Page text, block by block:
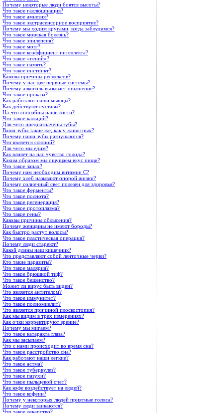
Почему некоторые люди боятся высоты?
Что такое галлюцинация?
Что такое амнезия?
Что такое экстрасенсорное восприятие?
Почему мы ходим кругами, когда заблудимся?
Что такое морская болезнь?
Что такое эпилепсия?
Что такое мозг?
Что такое коэффициент интеллекта?
Что такое «гений»?
Что такое память?
Что такое инстинкт?
Каковы причины рефлексов?
Почему у нас две нервные системы?
Почему алкоголь вызывает опьянение?
Что такое проказа?
Как работают наши мышцы?
Как действуют суставы?
На что способны наши кости?
Что такое кальций?
Для чего предназначены зубы?
Ваши зубы такие же, как у животных?
Почему наши зубы разрушаются?
Что является слюной?
Для чего мы едим?
Как влияет на нас чувство голода?
Каким образом мы ощущаем вкус пищи?
Что такое запах?
Почему нам необходим витамин С?
Почему хлеб называют опорой жизни?
Почему солнечный свет полезен для здоровья?
Что такое ферменты?
Что такое полнота?
Что такое регенерация?
Что такое протоплазма?
Что такое гены?
Каковы причины облысения?
Почему женщины не имеют бороды?
Как быстро растут волосы?
Что такое пластическая операция?
Почему люди стареют?
Какой длины наш кишечник?
Что представляют собой ленточные черви?
Кто такие паразиты?
Что такое малярия?
Что такое брюшной тиф?
Что такое бешенство?
Может ли вирус быть виден?
Что является антителом?
Что такое иммунитет?
Что такое полиомиелит?
Что является причиной плоскостопия?
Как мы видим в трех измерениях?
Как очки корректируют зрение?
Почему мы мигаем?
Что такое катаракта глаза?
Как мы засыпаем?
Что с нами происходит во время сна?
Что такое расстройство сна?
Как работают наши легкие?
Что такое астма?
Что такое туберкулез?
Что такое пазухи?
Что такое пыльцевой счет?
Как кофе воздействует на людей?
Что такое кофеин?
Почему у некоторых людей приятные голоса?
Почему люди заикаются?
Что такое лекарство?